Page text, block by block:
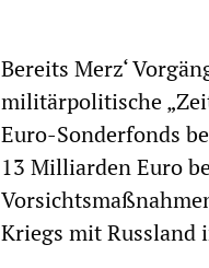
Bereits Merz‘
militärpolitische
Euro-Sonderfonds
13 Milliarden Euro
Kriegs mit Russland